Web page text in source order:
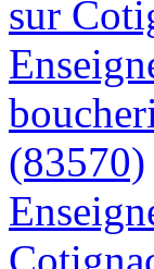
sur
(83570)